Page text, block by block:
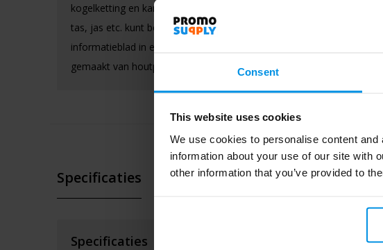
Consent
This website uses cookies
We use cookies to personalise content
information about your use of our site with
other information that you’ve provided to
kogelketting en karabijnhaak, zodat je het eenvoudig aan een
tas, jas etc. kunt bevestigen. Verpakt samen met een
informatieblad in een zakje van glasine, een materiaal dat is
gemaakt van houtpulp. Gemaakt in Europa.
Specificaties
Specificaties